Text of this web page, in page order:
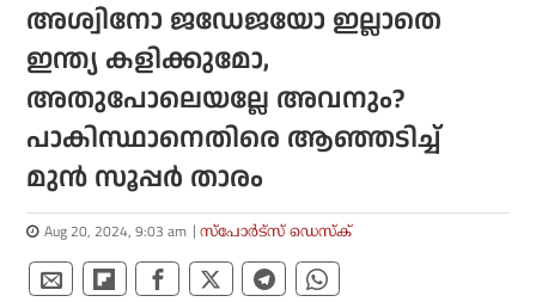
അശ്വിനോ ജഡേജയോ ഇല്ലാതെ
ഇന്ത്യ കളിക്കുമോ,
അതുപോലെയല്ലേ അവനും?
പാകിസ്ഥാനെതിരെ ആഞ്ഞടിച്ച്
മുന്‍ സൂപ്പര്‍ താരം
Aug 20, 2024, 9:03 am സ്പോര്‍ട്സ് ഡെസ്‌ക്